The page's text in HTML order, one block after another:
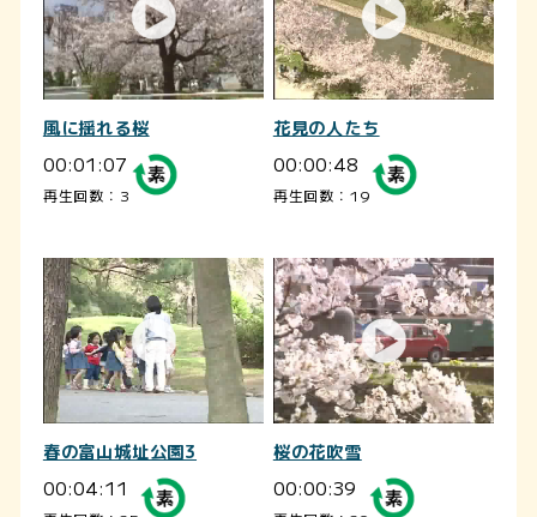
風に揺れる桜
00:01:07
再生回数：3
花見の人たち
00:00:48
再生回数：19
春の富山城址公園3
00:04:11
桜の花吹雪
00:00:39